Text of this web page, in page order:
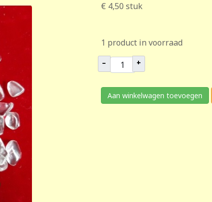
€ 4,50 stuk
1 product in voorraad
– +
Aan winkelwagen toevoegen